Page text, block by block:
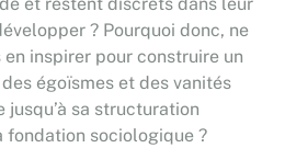
? Pourquoi donc, ne
inspirer pour construire un
égoïsmes et des vanités
sa structuration
fondation sociologique ?